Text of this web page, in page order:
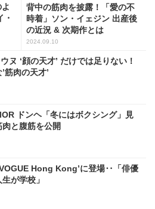
背中の筋肉を披露！「愛の不
時着」ソン・イェジン 出産後
の近況 & 次期作とは
2024.09.10
ヌ ‘顔の天才’ だけでは足りない！
筋肉の天才’
ドンヘ「冬にはボクシング」見
と腹筋を公開
Hong Kong’に登場‥「俳優
が学校」